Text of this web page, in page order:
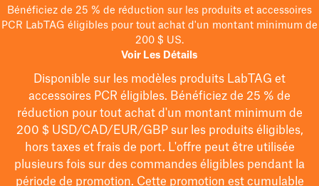
Bénéficiez de 25 % de réduction sur les produits et accessoires
PCR LabTAG éligibles pour tout achat d'un montant minimum de
200 $ US.
Voir Les Détails
Disponible sur les modèles produits LabTAG et
accessoires PCR éligibles. Bénéficiez de 25 % de
réduction pour tout achat d'un montant minimum de
200 $USD/CAD/EUR/GBPsur les produits éligibles,
hors taxes et frais de port. L'offre peut être utilisée
plusieurs fois sur des commandes éligibles pendant la
période de promotion. Cette promotion est cumulable